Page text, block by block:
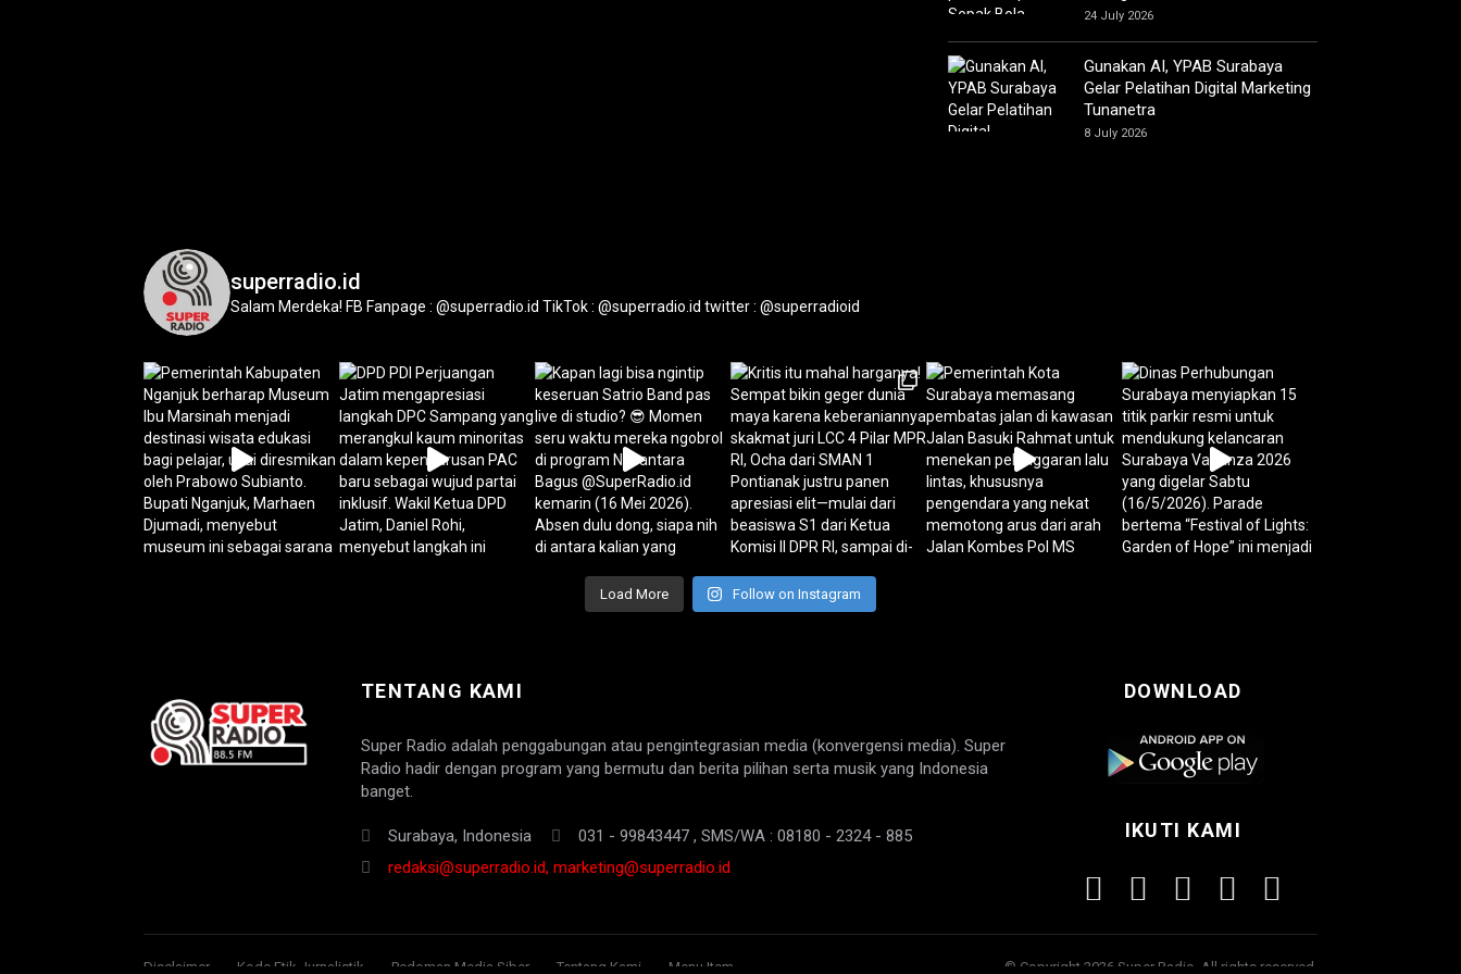
24 July 2026
Gunakan AI, YPAB Surabaya
Gelar Pelatihan Digital Marketing
Tunanetra
8 July 2026
superradio.id
Salam Merdeka! FB Fanpage : @superradio.id TikTok : @superradio.id twitter : @superradioid
Load More Follow on Instagram
TENTANG KAMI
Super Radio adalah penggabungan atau pengintegrasian media (konvergensi media). Super
Radio hadir dengan program yang bermutu dan berita pilihan serta musik yang Indonesia
banget.
Surabaya, Indonesia
031 - 99843447 , SMS/WA : 08180 - 2324 - 885
redaksi@superradio.id, marketing@superradio.id
DOWNLOAD
IKUTI KAMI
Disclaimer Kode Etik Jurnalistik Pedoman Media Siber Tentang Kami Menu Item © Copyright 2026 Super Radio. All rights reserved.